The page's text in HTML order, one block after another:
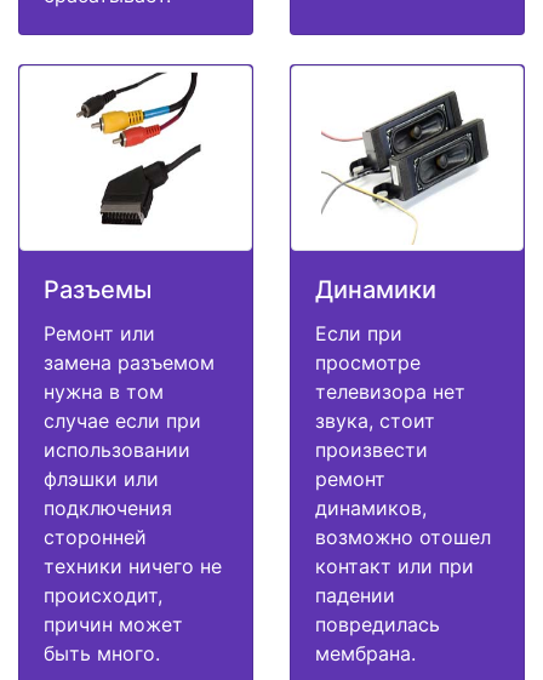
Разъемы
Ремонт или
замена разъемом
нужна в том
случае если при
использовании
флэшки или
подключения
сторонней
техники ничего не
происходит,
причин может
быть много.
Динамики
Если при
просмотре
телевизора нет
звука, стоит
произвести
ремонт
динамиков,
возможно отошел
контакт или при
падении
повредилась
мембрана.